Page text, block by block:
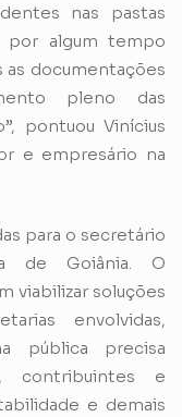
nas pastas
por algum tempo
as documentações
pleno das
pontuou Vinícius
e empresário na
para o secretário
de Goiânia. O
viabilizar soluções
envolvidas,
pública precisa
contribuintes e
e demais